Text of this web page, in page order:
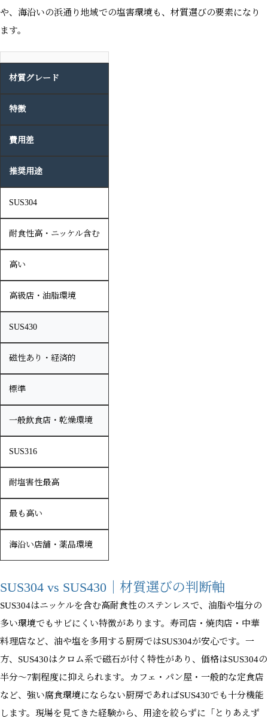
や、海沿いの浜通り地域での塩害環境も、材質選びの要素になり
ます。
材質グレード
特徴
費用差
推奨用途
SUS304
耐食性高・ニッケル含む
高い
高級店・油脂環境
SUS430
磁性あり・経済的
標準
一般飲食店・乾燥環境
SUS316
耐塩害性最高
最も高い
海沿い店舗・薬品環境
SUS304 vs SUS430｜材質選びの判断軸
SUS304はニッケルを含む高耐食性のステンレスで、油脂や塩分の
多い環境でもサビにくい特徴があります。寿司店・焼肉店・中華
料理店など、油や塩を多用する厨房ではSUS304が安心です。一
方、SUS430はクロム系で磁石が付く特性があり、価格はSUS304の
半分〜7割程度に抑えられます。カフェ・パン屋・一般的な定食店
など、強い腐食環境にならない厨房であればSUS430でも十分機能
します。現場を見てきた経験から、用途を絞らずに「とりあえず